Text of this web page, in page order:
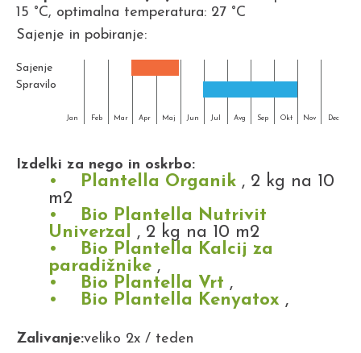
15 °C, optimalna temperatura: 27 °C
Sajenje in pobiranje:
Sajenje
Spravilo
Jan Feb Mar Apr Maj Jun Jul Avg Sep Okt Nov Dec
Izdelki za nego in oskrbo:
Plantella Organik , 2 kg na 10
m2
Bio Plantella Nutrivit
Univerzal , 2 kg na 10 m2
Bio Plantella Kalcij za
paradižnike ,
Bio Plantella Vrt ,
Bio Plantella Kenyatox ,
Zalivanje:veliko 2x / teden